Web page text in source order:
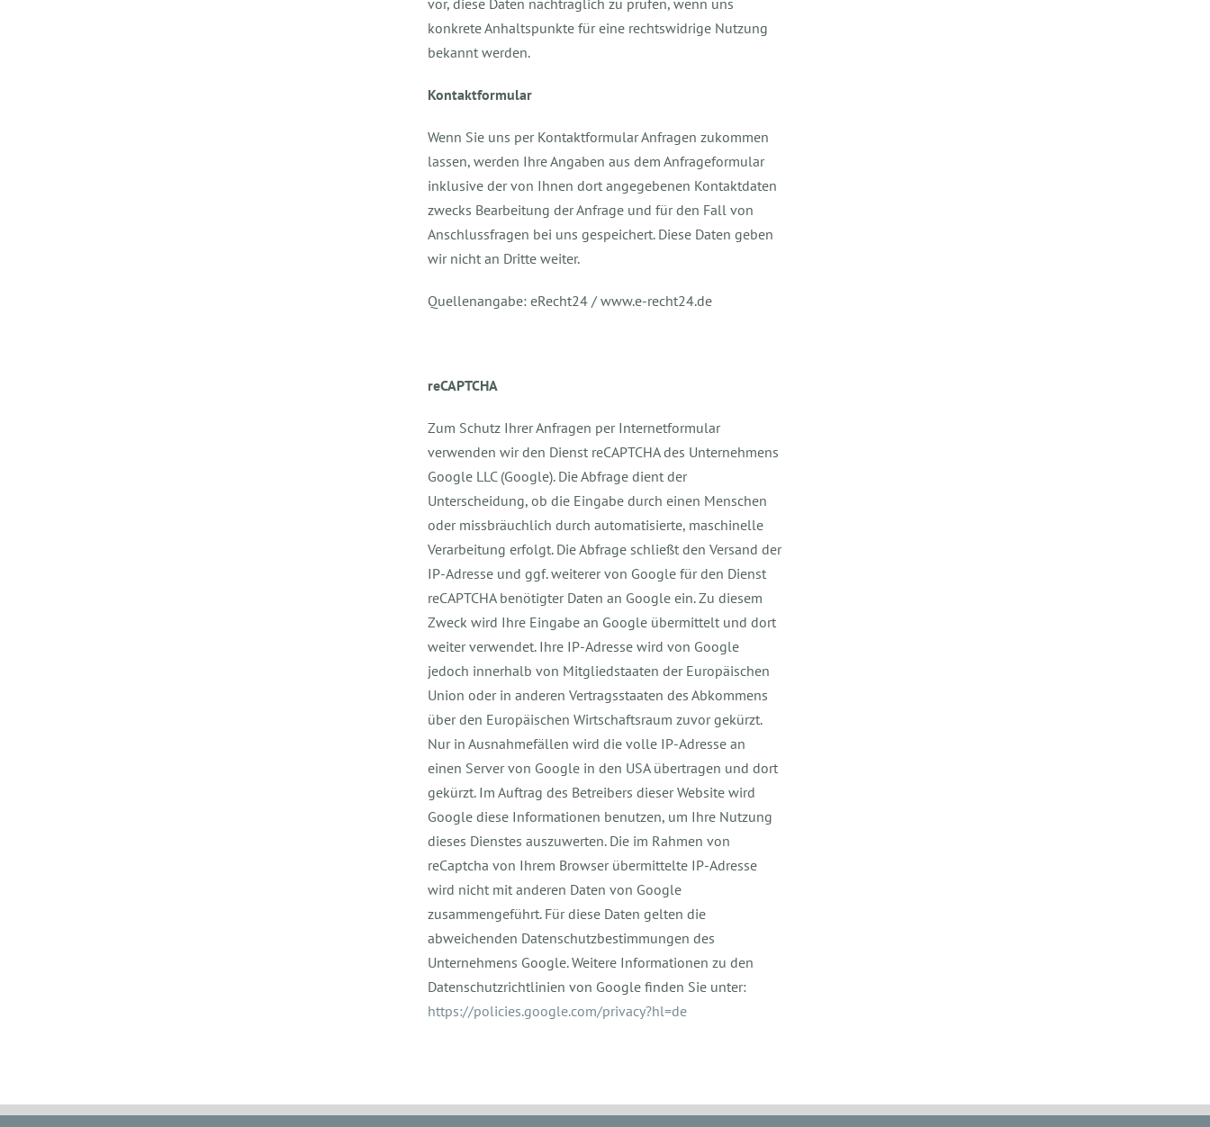
vor, diese Daten nachträglich zu prüfen, wenn uns
konkrete Anhaltspunkte für eine rechtswidrige Nutzung
bekannt werden.
Kontaktformular
Wenn Sie uns per Kontaktformular Anfragen zukommen
lassen, werden Ihre Angaben aus dem Anfrageformular
inklusive der von Ihnen dort angegebenen Kontaktdaten
zwecks Bearbeitung der Anfrage und für den Fall von
Anschlussfragen bei uns gespeichert. Diese Daten geben
wir nicht an Dritte weiter.
Quellenangabe: eRecht24 / www.e-recht24.de
reCAPTCHA
Zum Schutz Ihrer Anfragen per Internetformular
verwenden wir den Dienst reCAPTCHA des Unternehmens
Google LLC (Google). Die Abfrage dient der
Unterscheidung, ob die Eingabe durch einen Menschen
oder missbräuchlich durch automatisierte, maschinelle
Verarbeitung erfolgt. Die Abfrage schließt den Versand der
IP-Adresse und ggf. weiterer von Google für den Dienst
reCAPTCHA benötigter Daten an Google ein. Zu diesem
Zweck wird Ihre Eingabe an Google übermittelt und dort
weiter verwendet. Ihre IP-Adresse wird von Google
jedoch innerhalb von Mitgliedstaaten der Europäischen
Union oder in anderen Vertragsstaaten des Abkommens
über den Europäischen Wirtschaftsraum zuvor gekürzt.
Nur in Ausnahmefällen wird die volle IP-Adresse an
einen Server von Google in den USA übertragen und dort
gekürzt. Im Auftrag des Betreibers dieser Website wird
Google diese Informationen benutzen, um Ihre Nutzung
dieses Dienstes auszuwerten. Die im Rahmen von
reCaptcha von Ihrem Browser übermittelte IP-Adresse
wird nicht mit anderen Daten von Google
zusammengeführt. Für diese Daten gelten die
abweichenden Datenschutzbestimmungen des
Unternehmens Google. Weitere Informationen zu den
Datenschutzrichtlinien von Google finden Sie unter:
https://policies.google.com/privacy?hl=de